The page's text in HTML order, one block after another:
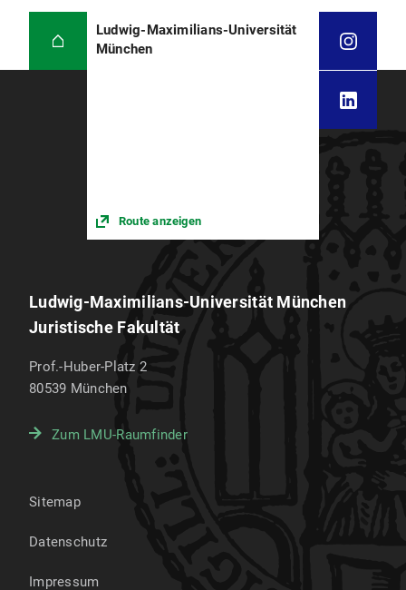
Ludwig-Maximilians-Universität
München
Route anzeigen
Ludwig-Maximilians-Universität München
Juristische Fakultät
Prof.-Huber-Platz 2
80539 München
Zum LMU-Raumfinder
Sitemap
Datenschutz
Impressum